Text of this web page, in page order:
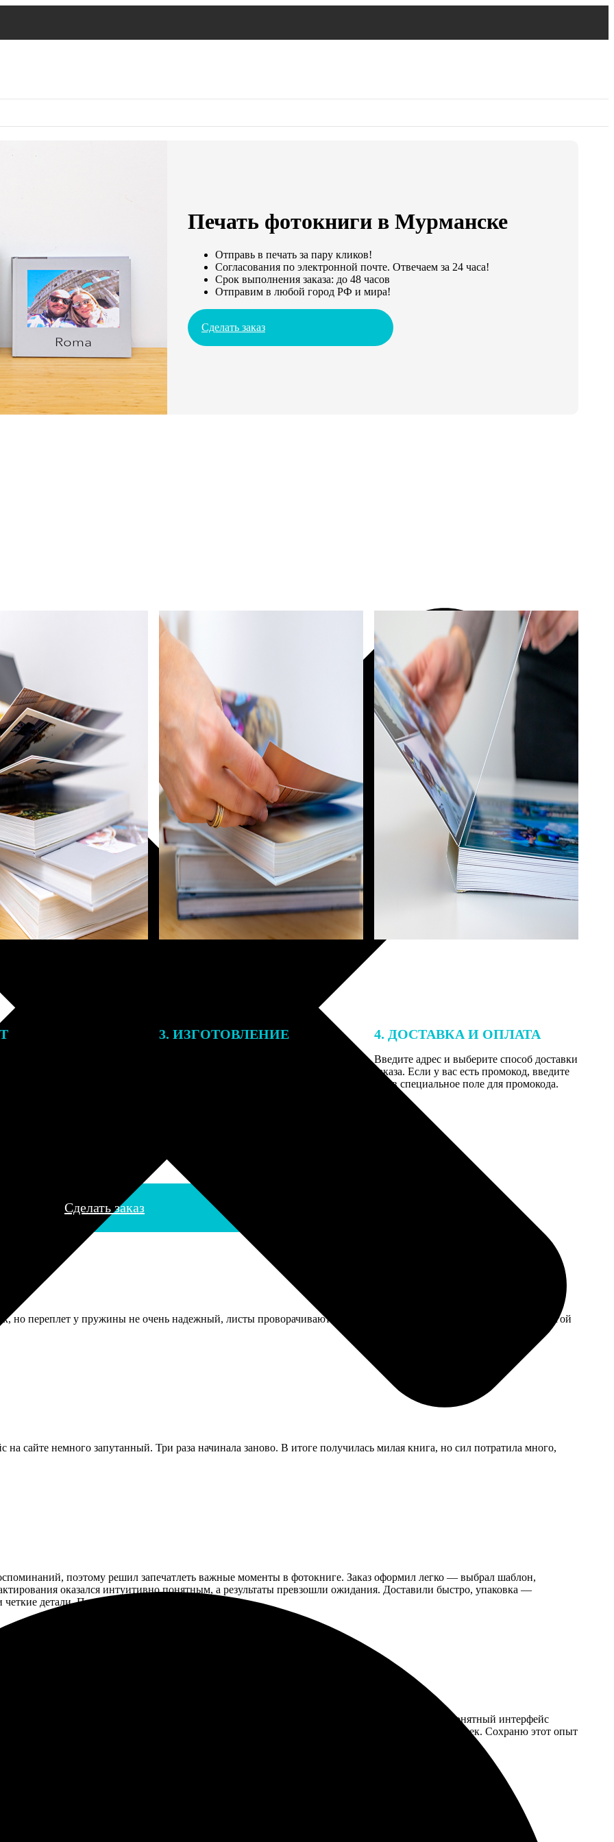
Печать фотокниги в Мурманске
Отправь в печать за пару кликов!
Согласования по электронной почте. Отвечаем за 24 часа!
Срок выполнения заказа: до 48 часов
Отправим в любой город РФ и мира!
Сделать заказ
заказа к печати
могут связаться с Вами
3. ИЗГОТОВЛЕНИЕ 4. ДОСТАВКА И ОПЛАТА
Введите адрес и выберите способ доставки
заказа. Если у вас есть промокод, введите
его в специальное поле для промокода.
Сделать заказ
но переплет у пружины не очень надежный, листы проворачиваются. На следующий год, наверное, попробую другой
сайте немного запутанный. Три раза начинала заново. В итоге получилась милая книга, но сил потратила много,
поэтому решил запечатлеть важные моменты в фотокниге. Заказ оформил легко — выбрал шаблон,
оказался интуитивно понятным, а результаты превзошли ожидания. Доставили быстро, упаковка —
детали. Полностью доволен результатом!
положительные. Заказала фотокнигу, и процесс оказался комфортным. Интуитивно понятный интерфейс
печати. Очень приятно видеть картинки в таком оформлении. Доставка была быстрая, без задержек. Сохраню этот опыт